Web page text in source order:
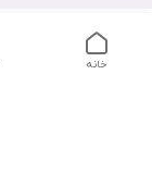
خانه